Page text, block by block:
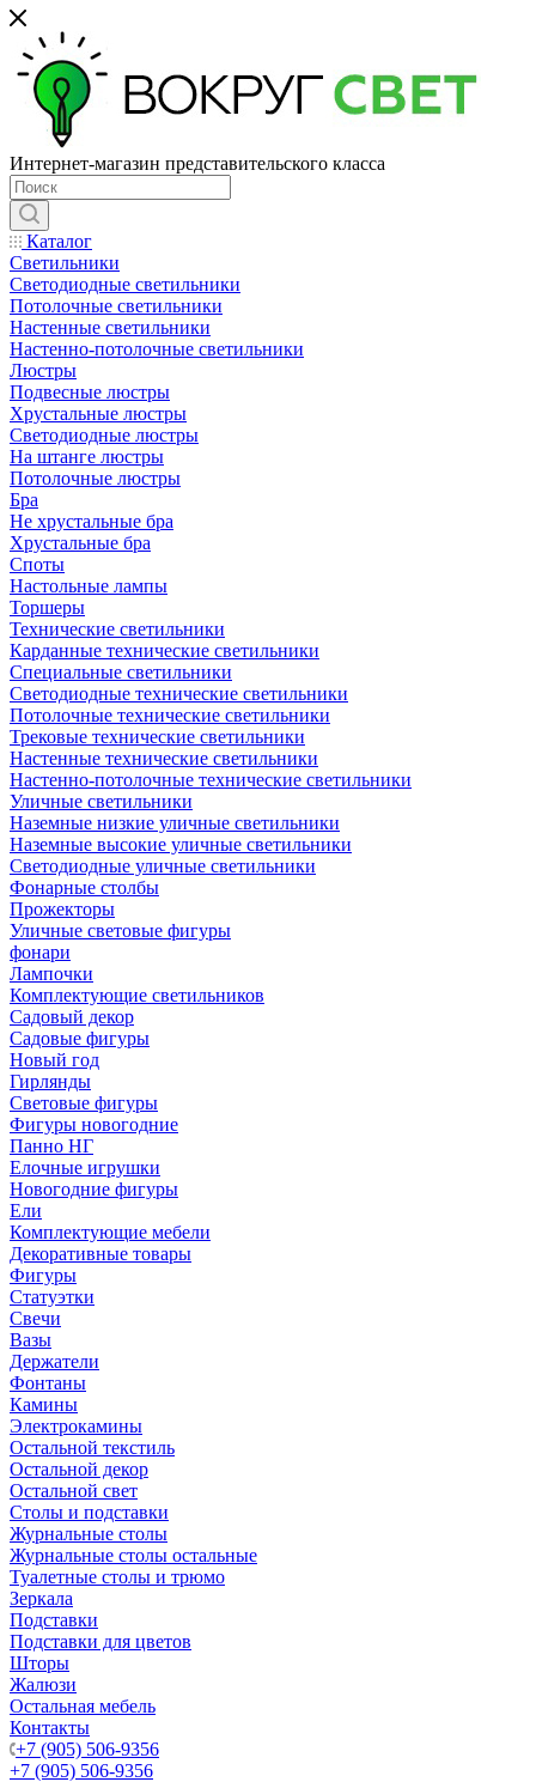
Интернет-магазин представительского класса
Каталог
Светильники
Светодиодные светильники
Потолочные светильники
Настенные светильники
Настенно-потолочные светильники
Люстры
Подвесные люстры
Хрустальные люстры
Светодиодные люстры
На штанге люстры
Потолочные люстры
Бра
Не хрустальные бра
Хрустальные бра
Споты
Настольные лампы
Торшеры
Технические светильники
Карданные технические светильники
Специальные светильники
Светодиодные технические светильники
Потолочные технические светильники
Трековые технические светильники
Настенные технические светильники
Настенно-потолочные технические светильники
Уличные светильники
Наземные низкие уличные светильники
Наземные высокие уличные светильники
Светодиодные уличные светильники
Фонарные столбы
Прожекторы
Уличные световые фигуры
фонари
Лампочки
Комплектующие светильников
Садовый декор
Садовые фигуры
Новый год
Гирлянды
Световые фигуры
Фигуры новогодние
Панно НГ
Елочные игрушки
Новогодние фигуры
Ели
Комплектующие мебели
Декоративные товары
Фигуры
Статуэтки
Свечи
Вазы
Держатели
Фонтаны
Камины
Электрокамины
Остальной текстиль
Остальной декор
Остальной свет
Столы и подставки
Журнальные столы
Журнальные столы остальные
Туалетные столы и трюмо
Зеркала
Подставки
Подставки для цветов
Шторы
Жалюзи
Остальная мебель
Контакты
+7 (905) 506-9356
+7 (905) 506-9356